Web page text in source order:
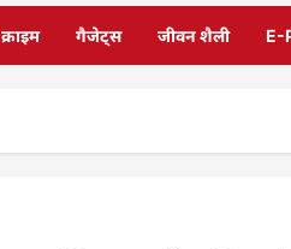
क्राइम गैजेट्स जीवन शैली E-